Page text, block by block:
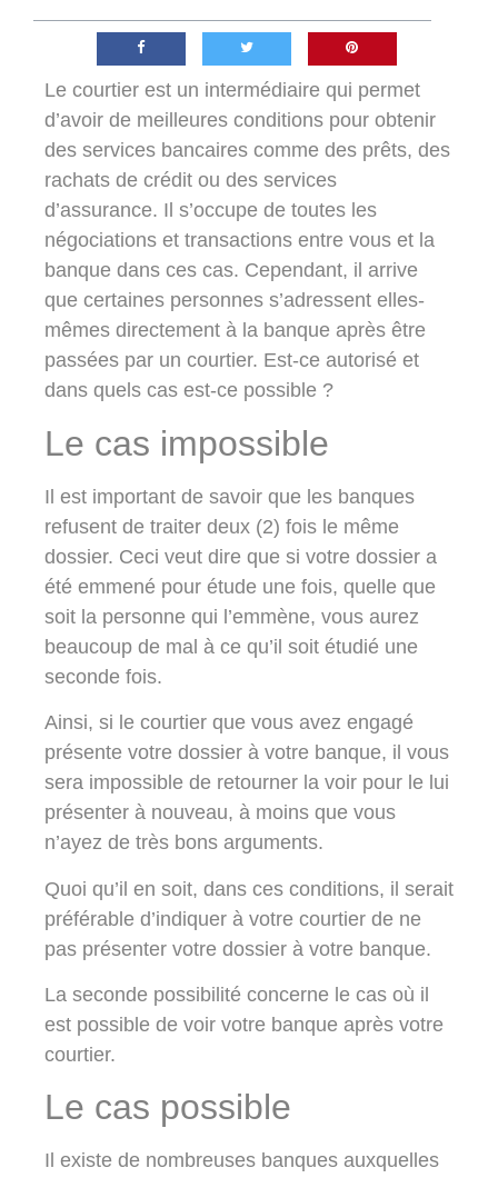
Le courtier est un intermédiaire qui permet
d’avoir de meilleures conditions pour obtenir
des services bancaires comme des prêts, des
rachats de crédit ou des services
d’assurance. Il s’occupe de toutes les
négociations et transactions entre vous et la
banque dans ces cas. Cependant, il arrive
que certaines personnes s’adressent elles-
mêmes directement à la banque après être
passées par un courtier. Est-ce autorisé et
dans quels cas est-ce possible ?
Le cas impossible
Il est important de savoir que les banques
refusent de traiter deux (2) fois le même
dossier. Ceci veut dire que si votre dossier a
été emmené pour étude une fois, quelle que
soit la personne qui l’emmène, vous aurez
beaucoup de mal à ce qu’il soit étudié une
seconde fois.
Ainsi, si le courtier que vous avez engagé
présente votre dossier à votre banque, il vous
sera impossible de retourner la voir pour le lui
présenter à nouveau, à moins que vous
n’ayez de très bons arguments.
Quoi qu’il en soit, dans ces conditions, il serait
préférable d’indiquer à votre courtier de ne
pas présenter votre dossier à votre banque.
La seconde possibilité concerne le cas où il
est possible de voir votre banque après votre
courtier.
Le cas possible
Il existe de nombreuses banques auxquelles